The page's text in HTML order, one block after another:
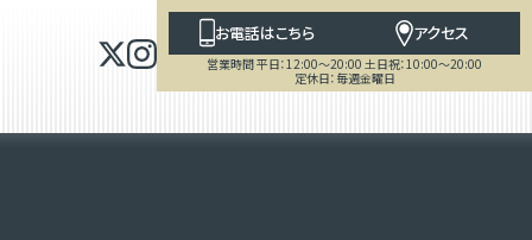
お電話はこちら アクセス
営業時間 平日：12:00～20:00 土日祝：10:00～20:00
定休日：毎週金曜日